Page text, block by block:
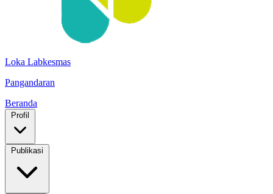
Loka Labkesmas
Pangandaran
Beranda
Profil
Publikasi